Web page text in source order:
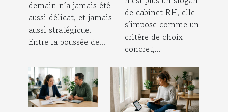
des emplois ?
demain n’a jamais été
aussi délicat, et jamais
aussi stratégique.
Entre la poussée de...
choix pour
candidats et
employeurs
de cabinet RH, elle
s’impose comme un
critère de choix
concret,...